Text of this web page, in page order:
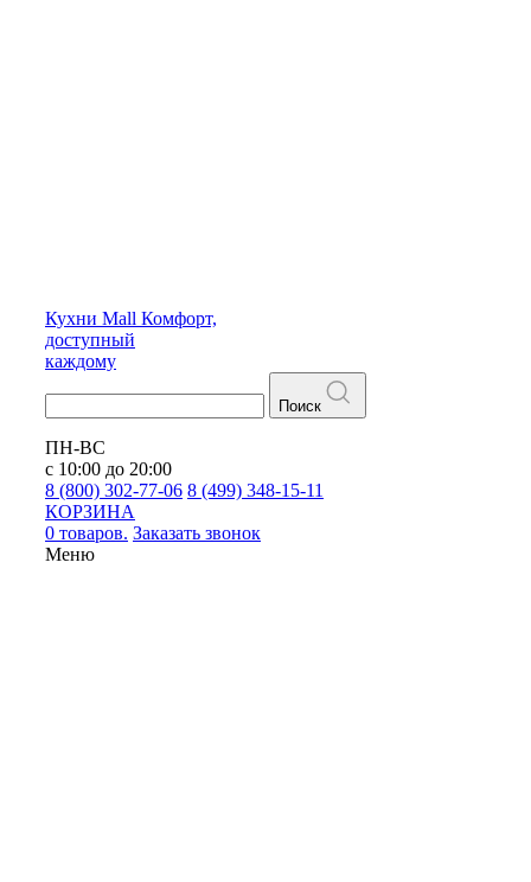
Кухни Mall Комфорт,
доступный
каждому
Поиск
ПН-ВС
с 10:00 до 20:00
8 (800) 302-77-06 8 (499) 348-15-11
КОРЗИНА
0 товаров. Заказать звонок
Меню